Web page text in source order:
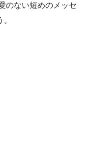
のない短めのメッセ